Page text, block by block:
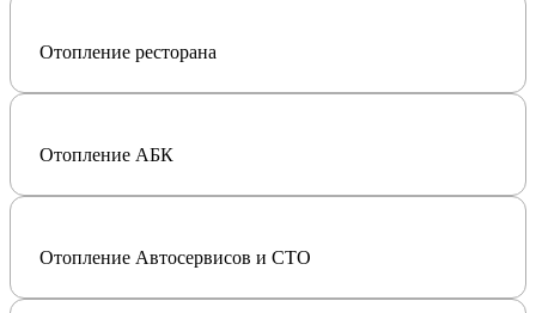
Отопление ресторана
Отопление АБК
Отопление Автосервисов и СТО